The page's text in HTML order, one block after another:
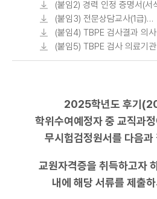
(붙임2) 경력 인정 증명서(서
(붙임3) 전문상담교사(1급)
상담현장실습확인서.hwp
(붙임4) TBPE 검사결과 의
(안).pdf
(붙임5) TBPE 검사 의료기
2025학년도 후기
학위수여예정자 중 교직과
무시험검정원서를 다음과
교원자격증을 취득하고자
내에 해당 서류를 제출